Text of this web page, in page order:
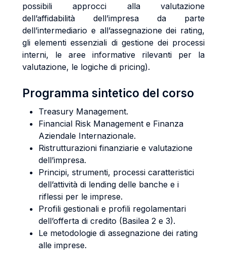
possibili approcci alla valutazione
dell’affidabilità dell’impresa da parte
dell’intermediario e all’assegnazione dei rating,
gli elementi essenziali di gestione dei processi
interni, le aree informative rilevanti per la
valutazione, le logiche di pricing).
Programma sintetico del corso
Treasury Management.
Financial Risk Management e Finanza
Aziendale Internazionale.
Ristrutturazioni finanziarie e valutazione
dell’impresa.
Principi, strumenti, processi caratteristici
dell’attività di lending delle banche e i
riflessi per le imprese.
Profili gestionali e profili regolamentari
dell’offerta di credito (Basilea 2 e 3).
Le metodologie di assegnazione dei rating
alle imprese.